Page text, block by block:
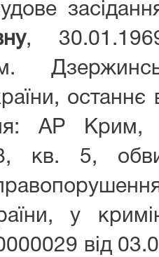
,
останнє
АР Крим,
кв. 5,
у
від